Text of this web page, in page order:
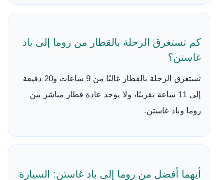
كم تستغرق الرحلة بالقطار من روما إلى باد
غاستن؟
تستغرق الرحلة بالقطار غالبًا من 9 ساعات و20 دقيقة
إلى 11 ساعة تقريبًا، ولا يوجد عادة قطار مباشر بين
روما وباد غاستن.
أيهما أفضل من روما إلى باد غاستن: السيارة